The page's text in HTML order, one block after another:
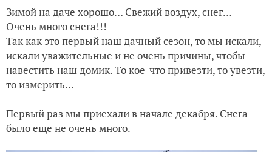
Земляника из семян. Попытка №2
Как гипоэстес и томаты переехали в новые домики
Зимой на даче хорошо… Свежий воздух, снег…
Очень много снега!!!
Так как это первый наш дачный сезон, то мы искали,
искали уважительные и не очень причины, чтобы
навестить наш домик. То кое-что привезти, то увезти,
то измерить...
Первый раз мы приехали в начале декабря. Снега
было еще не очень много.